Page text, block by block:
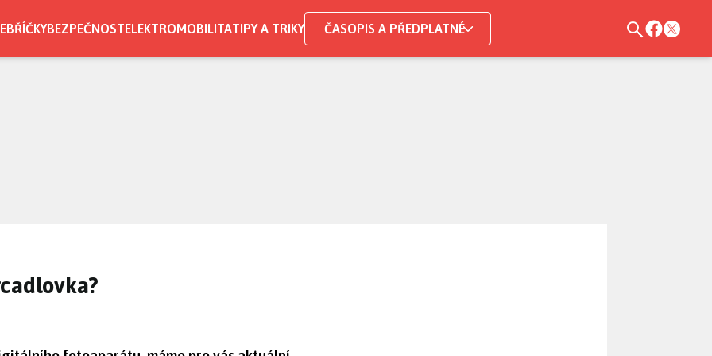
BEZPEČNOSTELEKTROMOBILITATIPY A TRIKY ČASOPIS A PŘEDPLATNÉ